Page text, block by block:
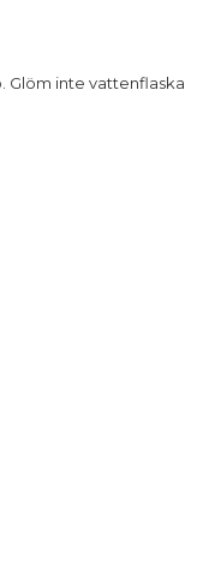
Glöm inte vattenflaska